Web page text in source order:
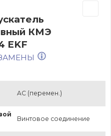
КМЭ
EKF
AC (перемен.)
Винтовое соединение